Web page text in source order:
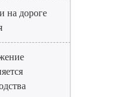
на дороге